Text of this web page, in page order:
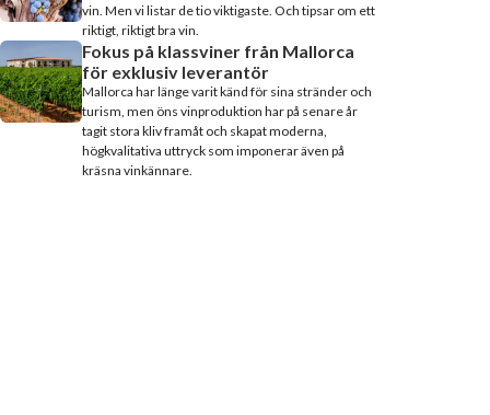
vin. Men vi listar de tio viktigaste. Och tipsar om ett
riktigt, riktigt bra vin.
Fokus på klassviner från Mallorca
för exklusiv leverantör
Mallorca har länge varit känd för sina stränder och
turism, men öns vinproduktion har på senare år
tagit stora kliv framåt och skapat moderna,
högkvalitativa uttryck som imponerar även på
kräsna vinkännare.